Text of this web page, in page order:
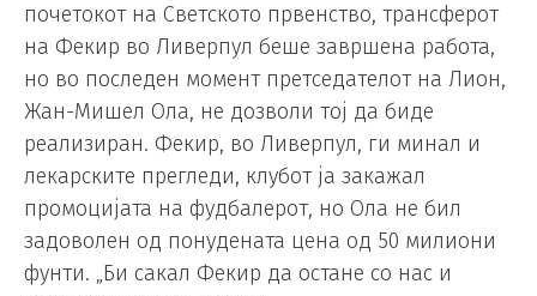
почетокот на Светското првенство, трансферот
на Фекир во Ливерпул беше завршена работа,
но во последен момент претседателот на Лион,
Жан-Мишел Ола, не дозволи тој да биде
реализиран. Фекир, во Ливерпул, ги минал и
лекарските прегледи, клубот ја закажал
промоцијата на фудбалерот, но Ола не бил
задоволен од понудената цена од 50 милиони
фунти. „Би сакал Фекир да остане со нас и